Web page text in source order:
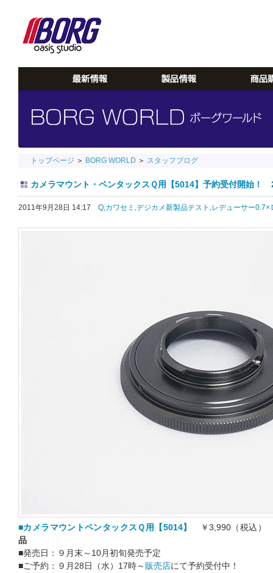
トップページ ＞ BORG WORLD ＞ スタッフブログ
カメラマウント・ペンタックスＱ用【5014】予約受付開始！
2011年9月28日 14:17 Q,カワセミ,デジカメ新製品テスト,レデューサー0.7×
■カメラマウントペンタックスＱ用【5014】
￥3,990（税込）
品
■発売日：９月末～10月初旬発売予定
■ご予約：９月28日（水）17時～ 販売店にて予約受付中！